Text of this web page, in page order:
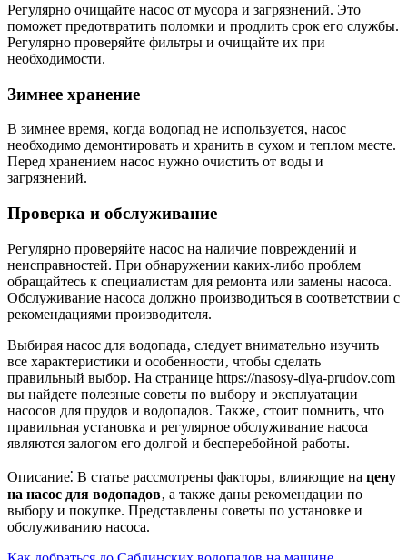
Регулярно очищайте насос от мусора и загрязнений. Это
поможет предотвратить поломки и продлить срок его службы.
Регулярно проверяйте фильтры и очищайте их при
необходимости.
Зимнее хранение
В зимнее время‚ когда водопад не используется‚ насос
необходимо демонтировать и хранить в сухом и теплом месте.
Перед хранением насос нужно очистить от воды и
загрязнений.
Проверка и обслуживание
Регулярно проверяйте насос на наличие повреждений и
неисправностей. При обнаружении каких-либо проблем
обращайтесь к специалистам для ремонта или замены насоса.
Обслуживание насоса должно производиться в соответствии с
рекомендациями производителя.
Выбирая насос для водопада‚ следует внимательно изучить
все характеристики и особенности‚ чтобы сделать
правильный выбор. На странице https://nasosy-dlya-prudov.com
вы найдете полезные советы по выбору и эксплуатации
насосов для прудов и водопадов. Также‚ стоит помнить‚ что
правильная установка и регулярное обслуживание насоса
являются залогом его долгой и бесперебойной работы.
Описание⁚ В статье рассмотрены факторы‚ влияющие на цену
на насос для водопадов‚ а также даны рекомендации по
выбору и покупке. Представлены советы по установке и
обслуживанию насоса.